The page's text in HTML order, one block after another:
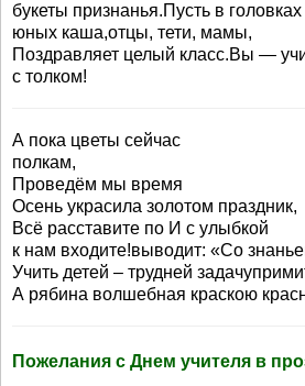
букеты признанья.Пусть в головках
юных каша,отцы, тети, мамы,
Поздравляет целый класс.Вы —
с толком!
А пока цветы сейчас
полкам,
Проведём мы время
Осень украсила золотом праздник,
Всё расставите по И с улыбкой
к нам входите!выводит: «Со
Учить детей – трудней
А рябина волшебная краскою
Пожелания с Днем учителя в